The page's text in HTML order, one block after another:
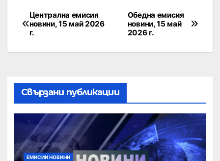
Обедна емисия
новини, 15 май
2026 г.
Централна емисия
новини, 15 май 2026
г.
Свързани публикации
ЕМИСИИ НОВИНИ